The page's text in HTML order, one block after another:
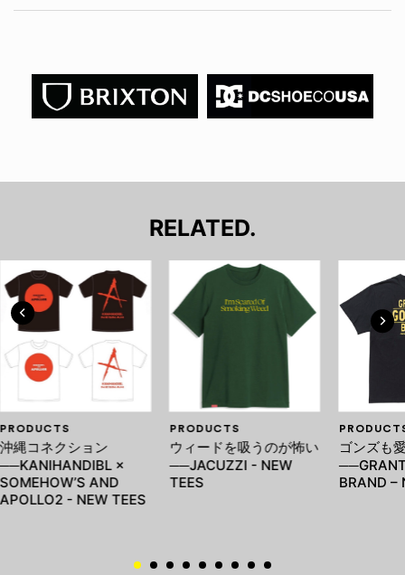
RELATED.
PRODUCTS
沖縄コネクション
──KANIHANDIBL ×
SOMEHOW’S AND
APOLLO2 - NEW TEES
PRODUCTS
ウィードを吸うのが怖い
──JACUZZI - NEW
TEES
ゴンズも
BRAND –